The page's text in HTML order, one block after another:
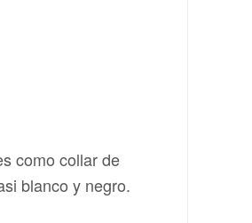
como collar de
blanco y negro.